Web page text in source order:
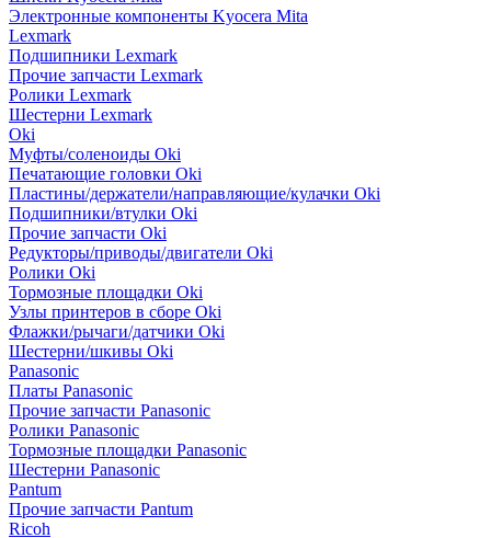
Электронные компоненты Kyocera Mita
Lexmark
Подшипники Lexmark
Прочие запчасти Lexmark
Ролики Lexmark
Шестерни Lexmark
Oki
Муфты/соленоиды Oki
Печатающие головки Oki
Пластины/держатели/направляющие/кулачки Oki
Подшипники/втулки Oki
Прочие запчасти Oki
Редукторы/приводы/двигатели Oki
Ролики Oki
Тормозные площадки Oki
Узлы принтеров в сборе Oki
Флажки/рычаги/датчики Oki
Шестерни/шкивы Oki
Panasonic
Платы Panasonic
Прочие запчасти Panasonic
Ролики Panasonic
Тормозные площадки Panasonic
Шестерни Panasonic
Pantum
Прочие запчасти Pantum
Ricoh